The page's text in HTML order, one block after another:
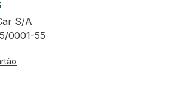
S/A
0001-55